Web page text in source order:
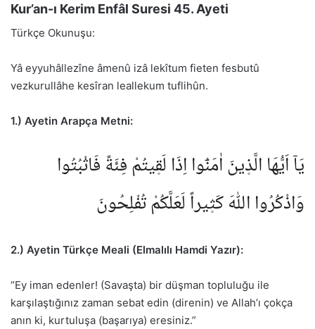
Kur’an-ı Kerim Enfâl Suresi 45. Ayeti
Türkçe Okunuşu:
Yâ eyyuhâllezîne âmenû izâ lekîtum fieten fesbutû
vezkurullâhe kesîran leallekum tuflihûn.
1.) Ayetin Arapça Metni:
يَآ اَيُّهَا الَّذ۪ينَ اٰمَنُٓوا اِذَا لَق۪يتُمْ فِئَةً فَاثْبُتُوا
وَاذْكُرُوا اللّٰهَ كَث۪يراً لَعَلَّكُمْ تُفْلِحُونَ
2.) Ayetin Türkçe Meali (Elmalılı Hamdi Yazır):
“Ey iman edenler! (Savaşta) bir düşman topluluğu ile
karşılaştığınız zaman sebat edin (direnin) ve Allah’ı çokça
anın ki, kurtuluşa (başarıya) eresiniz.”